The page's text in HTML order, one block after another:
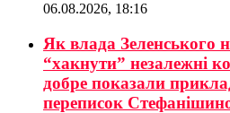
06.08.2026, 18:16
Як влада Зеленського
“хакнути” незалежні
добре показали
переписок